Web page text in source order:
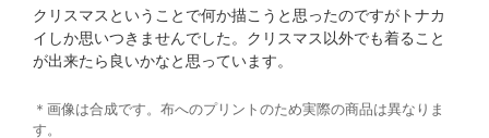
クリスマスということで何か描こうと思ったのですがトナカ
イしか思いつきませんでした。クリスマス以外でも着ること
が出来たら良いかなと思っています。
＊画像は合成です。布へのプリントのため実際の商品は異なりま
す。